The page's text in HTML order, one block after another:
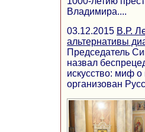
Владимира....
03.12.2015 В.Р.
альтернативы
Председатель
назвал
искусство: миф
организован